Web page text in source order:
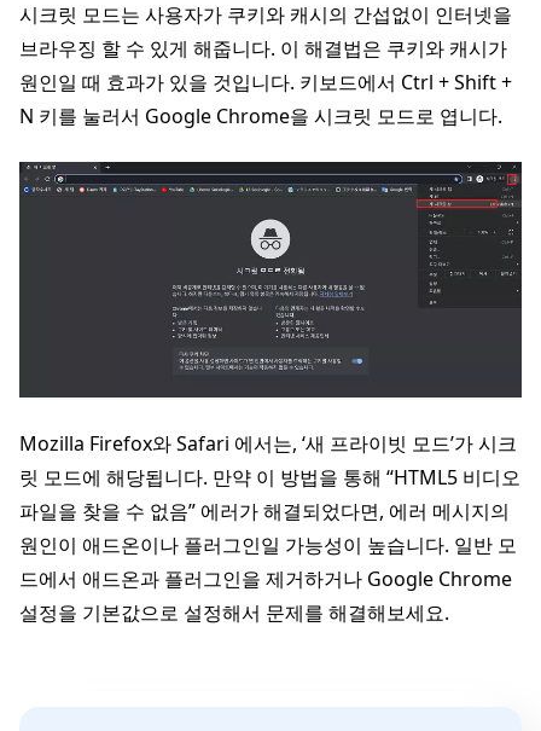
시크릿 모드는 사용자가 쿠키와 캐시의 간섭없이 인터넷을
브라우징 할 수 있게 해줍니다. 이 해결법은 쿠키와 캐시가
원인일 때 효과가 있을 것입니다. 키보드에서 Ctrl + Shift +
N 키를 눌러서 Google Chrome을 시크릿 모드로 엽니다.
Mozilla Firefox와 Safari 에서는, ‘새 프라이빗 모드’가 시크
릿 모드에 해당됩니다. 만약 이 방법을 통해 “HTML5 비디오
파일을 찾을 수 없음” 에러가 해결되었다면, 에러 메시지의
원인이 애드온이나 플러그인일 가능성이 높습니다. 일반 모
드에서 애드온과 플러그인을 제거하거나 Google Chrome
설정을 기본값으로 설정해서 문제를 해결해보세요.